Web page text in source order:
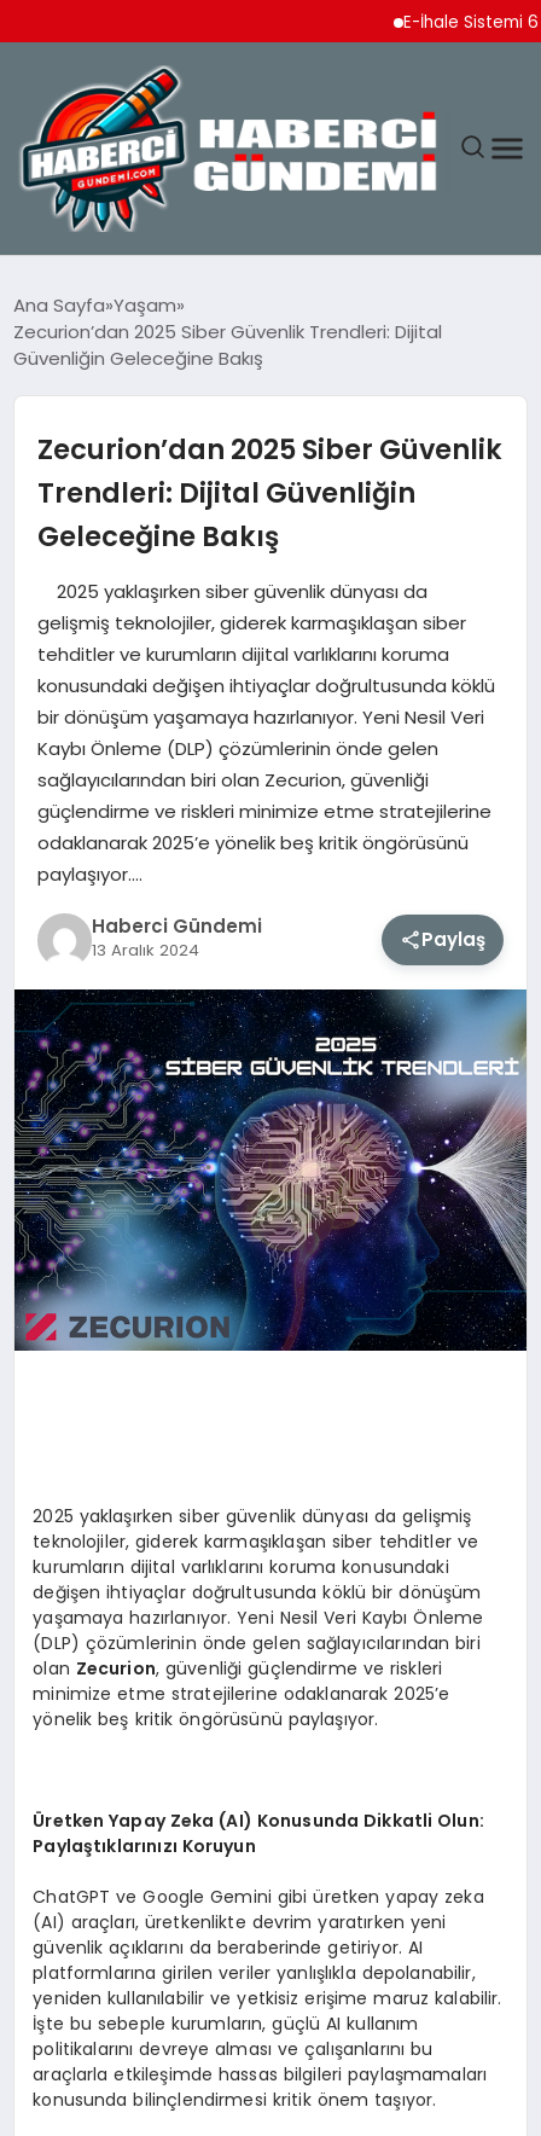
E-İhale Sistemi 6 Ayda
YAŞAM
DÜNYA
MAGAZIN
EĞITIM
SAĞLIK
TEKNOLOJI
Ana Sayfa Yaşam
Zecurion’dan 2025 Siber Güvenlik Trendleri: Dijital
Güvenliğin Geleceğine Bakış
Zecurion’dan 2025 Siber Güvenlik
Trendleri: Dijital Güvenliğin
Geleceğine Bakış
2025 yaklaşırken siber güvenlik dünyası da
gelişmiş teknolojiler, giderek karmaşıklaşan siber
tehditler ve kurumların dijital varlıklarını koruma
konusundaki değişen ihtiyaçlar doğrultusunda köklü
bir dönüşüm yaşamaya hazırlanıyor. Yeni Nesil Veri
Kaybı Önleme (DLP) çözümlerinin önde gelen
sağlayıcılarından biri olan Zecurion, güvenliği
güçlendirme ve riskleri minimize etme stratejilerine
odaklanarak 2025’e yönelik beş kritik öngörüsünü
paylaşıyor….
Haberci Gündemi
13 Aralık 2024 Paylaş
2025 yaklaşırken siber güvenlik dünyası da gelişmiş
teknolojiler, giderek karmaşıklaşan siber tehditler ve
kurumların dijital varlıklarını koruma konusundaki
değişen ihtiyaçlar doğrultusunda köklü bir dönüşüm
yaşamaya hazırlanıyor. Yeni Nesil Veri Kaybı Önleme
(DLP) çözümlerinin önde gelen sağlayıcılarından biri
olan Zecurion, güvenliği güçlendirme ve riskleri
minimize etme stratejilerine odaklanarak 2025’e
yönelik beş kritik öngörüsünü paylaşıyor.
Üretken Yapay Zeka (AI) Konusunda Dikkatli Olun:
Paylaştıklarınızı Koruyun
ChatGPT ve Google Gemini gibi üretken yapay zeka
(AI) araçları, üretkenlikte devrim yaratırken yeni
güvenlik açıklarını da beraberinde getiriyor. AI
platformlarına girilen veriler yanlışlıkla depolanabilir,
yeniden kullanılabilir ve yetkisiz erişime maruz kalabilir.
İşte bu sebeple kurumların, güçlü AI kullanım
politikalarını devreye alması ve çalışanlarını bu
araçlarla etkileşimde hassas bilgileri paylaşmamaları
konusunda bilinçlendirmesi kritik önem taşıyor.